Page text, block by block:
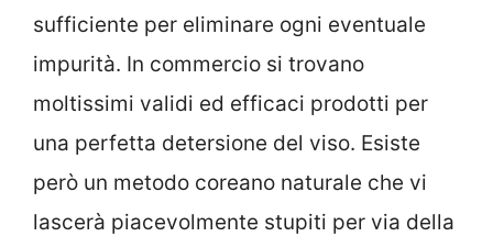
sufficiente per eliminare ogni eventuale
impurità. In commercio si trovano
moltissimi validi ed efficaci prodotti per
una perfetta detersione del viso. Esiste
però un metodo coreano naturale che vi
lascerà piacevolmente stupiti per via della